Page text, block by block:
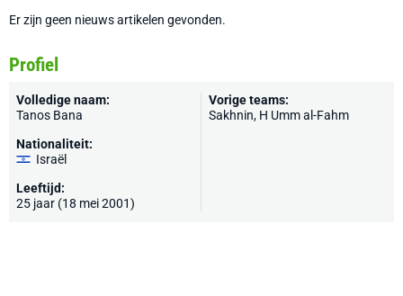
Er zijn geen nieuws artikelen gevonden.
Profiel
Volledige naam:
Tanos Bana
Nationaliteit:
Israël
Leeftijd:
25 jaar (18 mei 2001)
Vorige teams:
Sakhnin, H Umm al-Fahm